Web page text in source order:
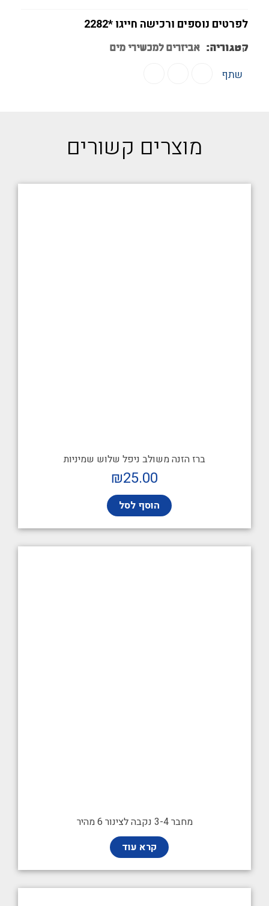
לפרטים נוספים ורכישה חייגו *2282
קטגוריה: אביזרים למכשירי מים
שתף
מוצרים קשורים
ברז הזנה משולב ניפל שלוש שמיניות
₪25.00
הוסף לסל
מחבר 3-4 נקבה לצינור 6 מהיר
קרא עוד